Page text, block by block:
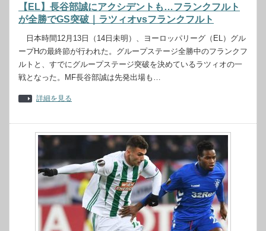
【EL】長谷部誠にアクシデントも…フランクフルト
が全勝でGS突破｜ラツィオvsフランクフルト
日本時間12月13日（14日未明）、ヨーロッパリーグ（EL）グル
ープHの最終節が行われた。グループステージ全勝中のフランクフ
ルトと、すでにグループステージ突破を決めているラツィオの一
戦となった。MF長谷部誠は先発出場も…
詳細を見る